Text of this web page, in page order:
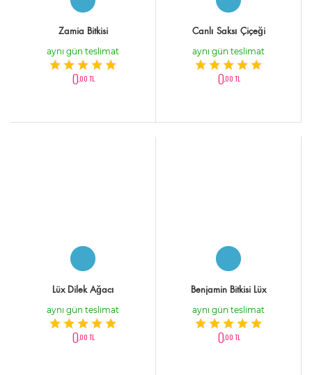
Zamia Bitkisi
aynı gün teslimat
0,00 TL
Canlı Saksı Çiçeği
aynı gün teslimat
0,00 TL
Lüx Dilek Ağacı
aynı gün teslimat
0,00 TL
Benjamin Bitkisi Lüx
aynı gün teslimat
0,00 TL